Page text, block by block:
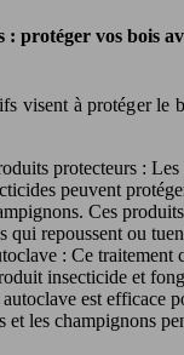
protéger vos bois
visent à protéger le
protecteurs : Les
peuvent
Ces
qui repoussent ou
: Ce traitement
insecticide et
est efficace
et les champignons